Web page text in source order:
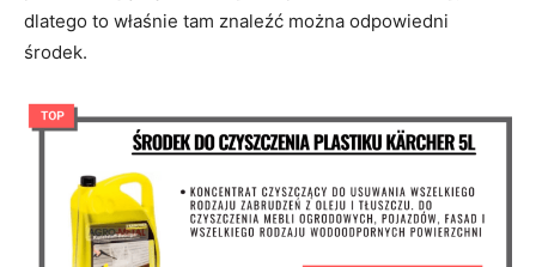
dlatego to właśnie tam znaleźć można odpowiedni
środek.